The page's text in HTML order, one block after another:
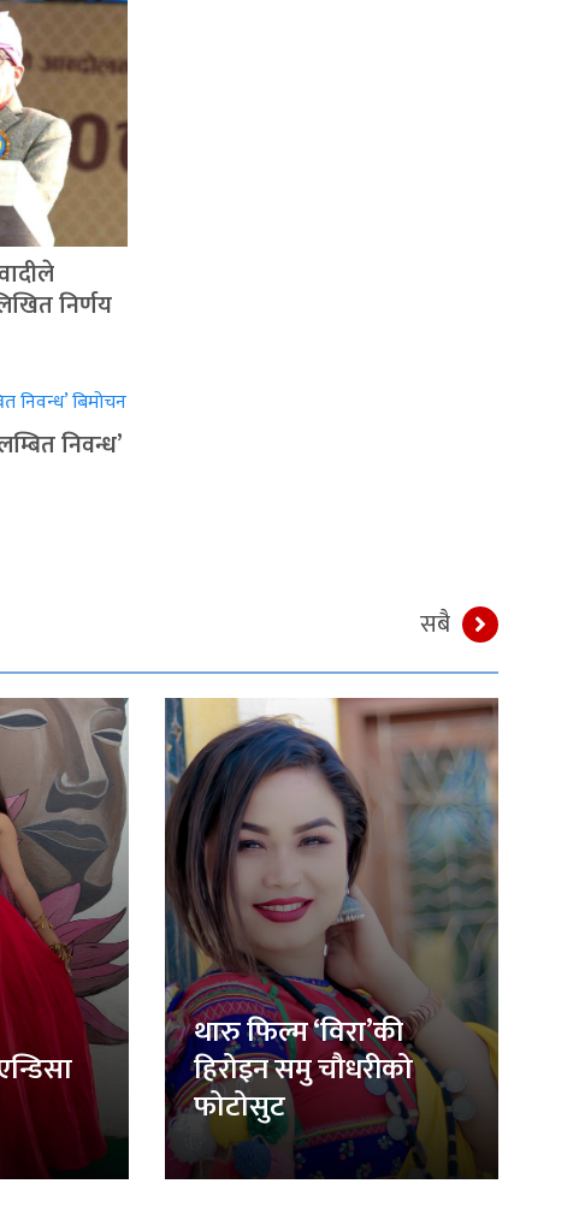
निर्णय
निवन्ध’
सबै
थारु फिल्म ‘विरा’की
हिरोइन समु चौधरीको
फोटोसुट